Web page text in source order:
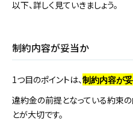
以下、詳しく見ていきましょう。
制約内容が妥当か
1つ目のポイントは、 制約内容が
違約金の前提となっている約束
とが大切です。